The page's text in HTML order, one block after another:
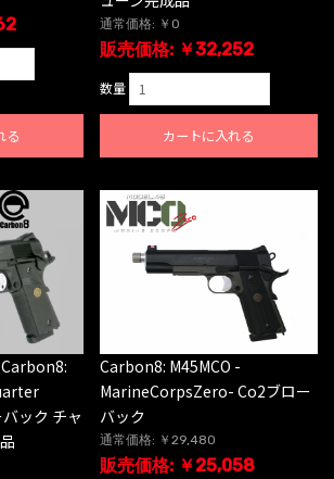
る
通常価格: ￥0
販売価格: ￥32,252
数量
カートに入れる
Carbon8:
ック チャ
Carbon8: M45MCO -
MarineCorpsZero- Co2ブロー
バック
通常価格: ￥29,480
販売価格: ￥25,058